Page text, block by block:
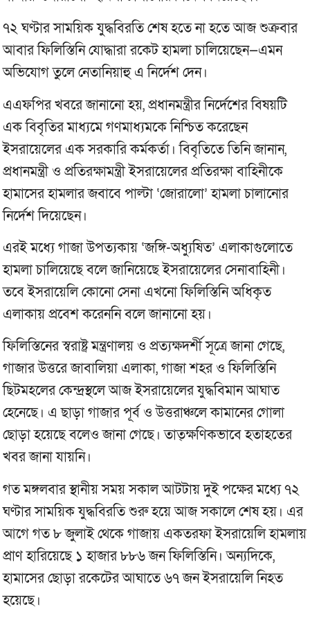
৭২ ঘণ্টার সাময়িক যুদ্ধবিরতি শেষ হতে না হতে আজ শুক্রবার
আবার ফিলিস্তিনি যোদ্ধারা রকেট হামলা চালিয়েছেন—এমন
অভিযোগ তুলে নেতানিয়াহু এ নির্দেশ দেন।
এএফপির খবরে জানানো হয়, প্রধানমন্ত্রীর নির্দেশের বিষয়টি
এক বিবৃতির মাধ্যমে গণমাধ্যমকে নিশ্চিত করেছেন
ইসরায়েলের এক সরকারি কর্মকর্তা। বিবৃতিতে তিনি জানান,
প্রধানমন্ত্রী ও প্রতিরক্ষামন্ত্রী ইসরায়েলের প্রতিরক্ষা বাহিনীকে
হামাসের হামলার জবাবে পাল্টা ‘জোরালো’ হামলা চালানোর
নির্দেশ দিয়েছেন।
এরই মধ্যে গাজা উপত্যকায় ‘জঙ্গি-অধ্যুষিত’ এলাকাগুলোতে
হামলা চালিয়েছে বলে জানিয়েছে ইসরায়েলের সেনাবাহিনী।
তবে ইসরায়েলি কোনো সেনা এখনো ফিলিস্তিনি অধিকৃত
এলাকায় প্রবেশ করেননি বলে জানানো হয়।
ফিলিস্তিনের স্বরাষ্ট্র মন্ত্রণালয় ও প্রত্যক্ষদর্শী সূত্রে জানা গেছে,
গাজার উত্তরে জাবালিয়া এলাকা, গাজা শহর ও ফিলিস্তিনি
ছিটমহলের কেন্দ্রস্থলে আজ ইসরায়েলের যুদ্ধবিমান আঘাত
হেনেছে। এ ছাড়া গাজার পূর্ব ও উত্তরাঞ্চলে কামানের গোলা
ছোড়া হয়েছে বলেও জানা গেছে। তাত্ক্ষণিকভাবে হতাহতের
খবর জানা যায়নি।
গত মঙ্গলবার স্থানীয় সময় সকাল আটটায় দুই পক্ষের মধ্যে ৭২
ঘণ্টার সাময়িক যুদ্ধবিরতি শুরু হয়ে আজ সকালে শেষ হয়। এর
আগে গত ৮ জুলাই থেকে গাজায় একতরফা ইসরায়েলি হামলায়
প্রাণ হারিয়েছে ১ হাজার ৮৮৬ জন ফিলিস্তিনি। অন্যদিকে,
হামাসের ছোড়া রকেটের আঘাতে ৬৭ জন ইসরায়েলি নিহত
হয়েছে।